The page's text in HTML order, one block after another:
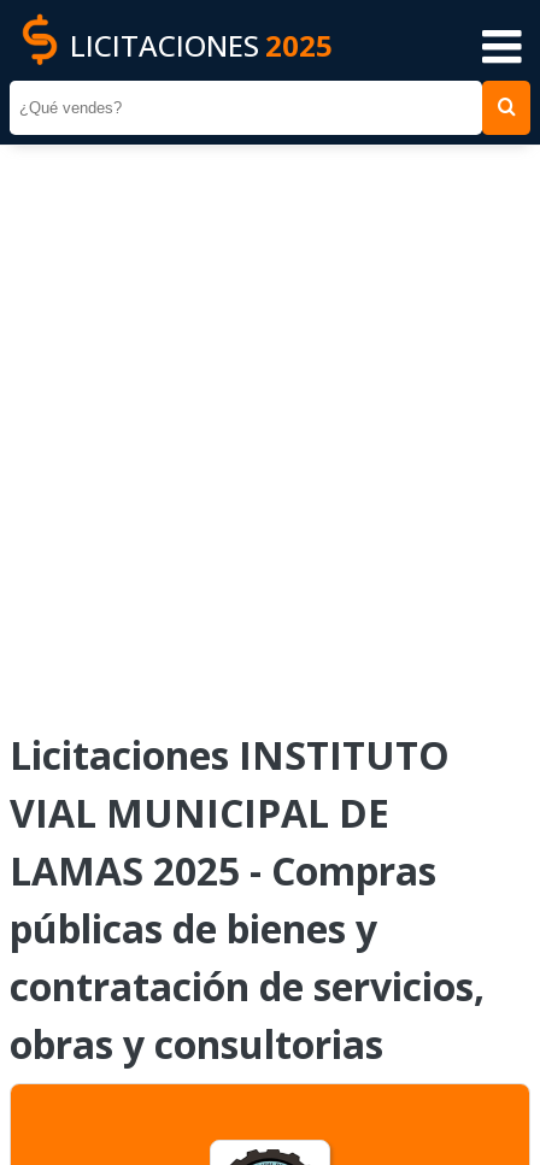
LICITACIONES 2025
Licitaciones INSTITUTO
VIAL MUNICIPAL DE
LAMAS 2025 - Compras
públicas de bienes y
contratación de servicios,
obras y consultorias